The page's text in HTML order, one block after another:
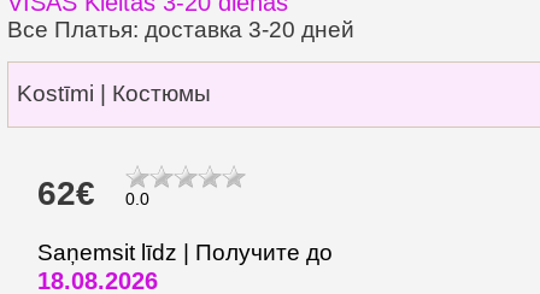
Все Платья: доставка 3-20 дней
Kostīmi | Костюмы
62€ 0.0
Saņemsit līdz | Получите до
18.08.2026